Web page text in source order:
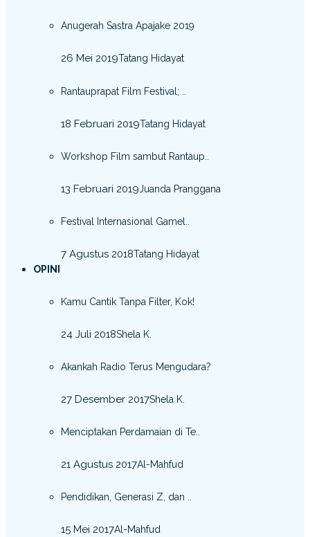
Anugerah Sastra Apajake 2019
26 Mei 2019Tatang Hidayat
Rantauprapat Film Festival; ..
18 Februari 2019Tatang Hidayat
Workshop Film sambut Rantaup..
13 Februari 2019Juanda Pranggana
Festival Internasional Gamel..
7 Agustus 2018Tatang Hidayat
OPINI
Kamu Cantik Tanpa Filter, Kok!
24 Juli 2018Shela K.
Akankah Radio Terus Mengudara?
27 Desember 2017Shela K.
Menciptakan Perdamaian di Te..
21 Agustus 2017Al-Mahfud
Pendidikan, Generasi Z, dan ..
15 Mei 2017Al-Mahfud